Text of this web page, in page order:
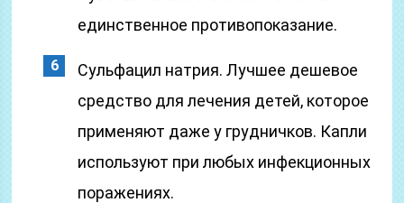
единственное противопоказание.
Сульфацил натрия. Лучшее дешевое
средство для лечения детей, которое
применяют даже у грудничков. Капли
используют при любых инфекционных
поражениях.